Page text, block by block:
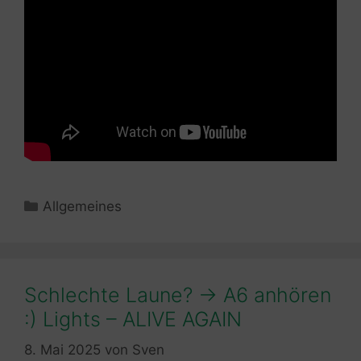
Kategorien
Allgemeines
Schlechte Laune? -> A6 anhören
:) Lights – ALIVE AGAIN
8. Mai 2025 von Sven